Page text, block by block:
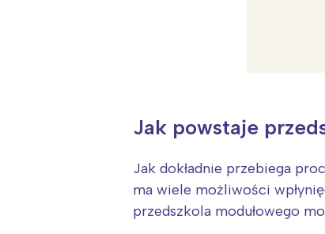
Jak powstaje
Jak dokładnie przebiega
ma wiele możliwości
przedszkola modułowego